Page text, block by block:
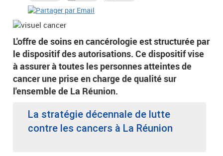
L'offre de soins en cancérologie est structurée par
le dispositif des autorisations. Ce dispositif vise
à assurer à toutes les personnes atteintes de
cancer une prise en charge de qualité sur
l'ensemble de La Réunion.
La stratégie décennale de lutte
contre les cancers à La Réunion